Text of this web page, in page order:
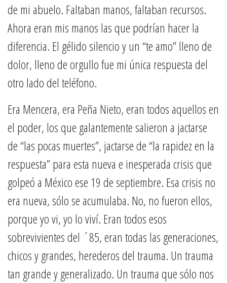
de mi abuelo. Faltaban manos, faltaban recursos.
Ahora eran mis manos las que podrían hacer la
diferencia. El gélido silencio y un “te amo” lleno de
dolor, lleno de orgullo fue mi única respuesta del
otro lado del teléfono.
Era Mencera, era Peña Nieto, eran todos aquellos en
el poder, los que galantemente salieron a jactarse
de “las pocas muertes”, jactarse de “la rapidez en la
respuesta” para esta nueva e inesperada crisis que
golpeó a México ese 19 de septiembre. Esa crisis no
era nueva, sólo se acumulaba. No, no fueron ellos,
porque yo vi, yo lo viví. Eran todos esos
sobrevivientes del ´85, eran todas las generaciones,
chicos y grandes, herederos del trauma. Un trauma
tan grande y generalizado. Un trauma que sólo nos